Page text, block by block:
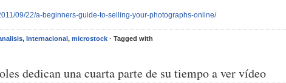
09/22/a-beginners-guide-to-selling-your-photographs-online/
, Internacional, microstock · Tagged with
dedican una cuarta parte de su tiempo a ver vídeo